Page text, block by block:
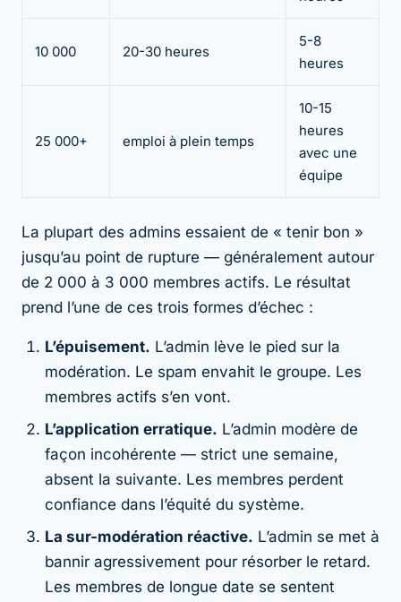
10 000 20-30 heures
5-8
heures
25 000+ emploi à plein temps
10-15
heures
avec une
équipe
La plupart des admins essaient de « tenir bon »
jusqu’au point de rupture — généralement autour
de 2 000 à 3 000 membres actifs. Le résultat
prend l’une de ces trois formes d’échec :
L’épuisement. L’admin lève le pied sur la
modération. Le spam envahit le groupe. Les
membres actifs s’en vont.
L’application erratique. L’admin modère de
façon incohérente — strict une semaine,
absent la suivante. Les membres perdent
confiance dans l’équité du système.
La sur-modération réactive. L’admin se met à
bannir agressivement pour résorber le retard.
Les membres de longue date se sentent